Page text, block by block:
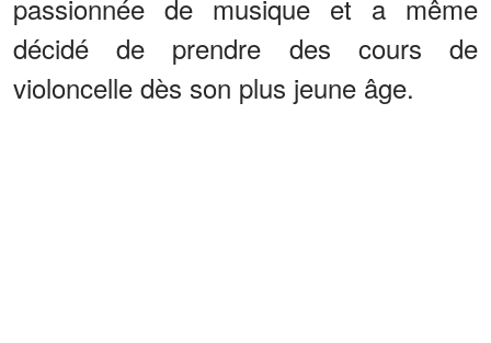
passionnée de musique et a même
décidé de prendre des cours de
violoncelle dès son plus jeune âge.